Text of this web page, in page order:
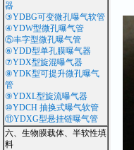
器
③YDBG可变微孔曝气软管
④YDW型微孔曝气管
⑤丰字型微孔曝气管
⑥YDD型单孔膜曝气器
⑦YDX型旋混曝气器
⑧YDK型可提升微孔曝气
管
⑨YDXL型旋流曝气器
⑩YDCH 抽换式曝气软管
⑪YDXG型悬挂链曝气管
六、生物膜载体、半软性填
料